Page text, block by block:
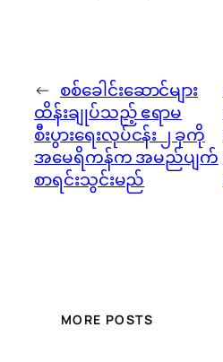
← စစ်ခေါင်းဆောင်များ
ထိန်းချုပ်သည့် ဧရာမ
စီးပွားရေးလုပ်ငန်း ၂ ခုကို
အမေရိကန်က အမည်ပျက်
စာရင်းသွင်းမည်
MORE POSTS